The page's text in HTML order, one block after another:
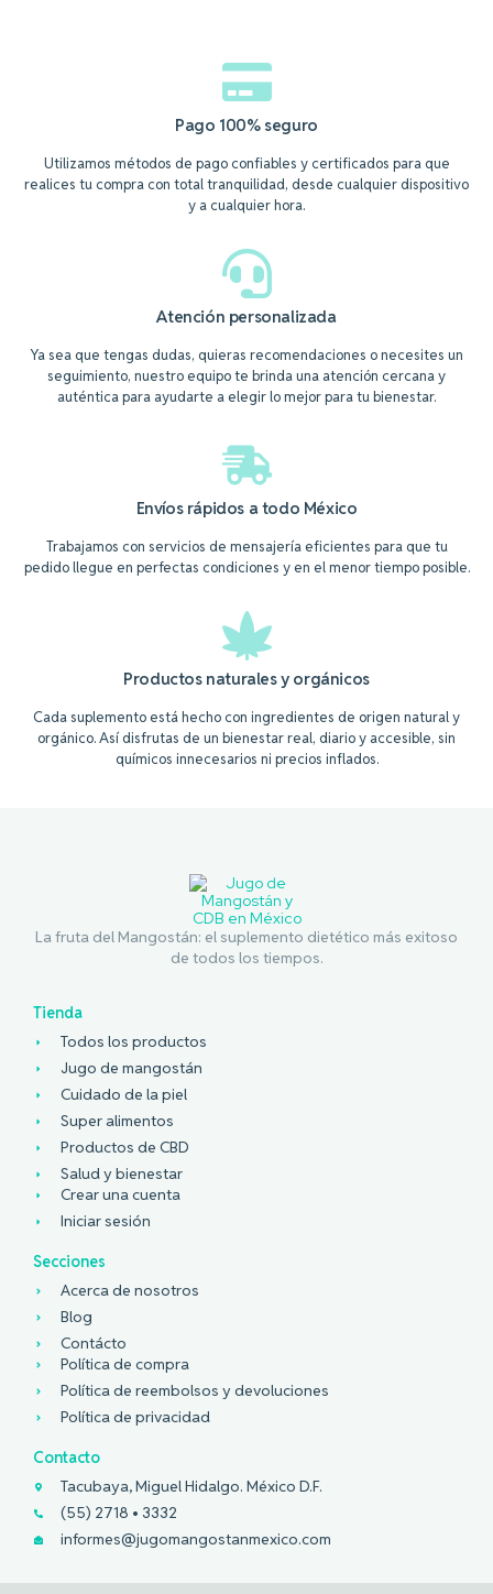
Pago 100% seguro
Utilizamos métodos de pago confiables y certificados para que
realices tu compra con total tranquilidad, desde cualquier dispositivo
y a cualquier hora.
Atención personalizada
Ya sea que tengas dudas, quieras recomendaciones o necesites un
seguimiento, nuestro equipo te brinda una atención cercana y
auténtica para ayudarte a elegir lo mejor para tu bienestar.
Envíos rápidos a todo México
Trabajamos con servicios de mensajería eficientes para que tu
pedido llegue en perfectas condiciones y en el menor tiempo posible.
Productos naturales y orgánicos
Cada suplemento está hecho con ingredientes de origen natural y
orgánico. Así disfrutas de un bienestar real, diario y accesible, sin
químicos innecesarios ni precios inflados.
La fruta del Mangostán: el suplemento dietético más exitoso
de todos los tiempos.
Tienda
Todos los productos
Jugo de mangostán
Cuidado de la piel
Super alimentos
Productos de CBD
Salud y bienestar
Crear una cuenta
Iniciar sesión
Secciones
Acerca de nosotros
Blog
Contácto
Política de compra
Política de reembolsos y devoluciones
Política de privacidad
Contacto
Tacubaya, Miguel Hidalgo. México D.F.
(55) 2718 • 3332
informes@jugomangostanmexico.com